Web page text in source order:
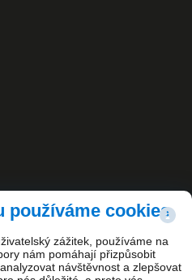
používáme cookies
zážitek, používáme na
nám pomáhají přizpůsobit
návštěvnost a zlepšovat